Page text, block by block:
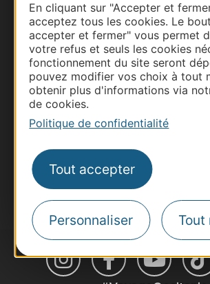
En cliquant sur "Accepter et
acceptez tous les cookies. Le
accepter et fermer" vous permet
votre refus et seuls les cookies
fonctionnement du site seront
pouvez modifier vos choix à tout
obtenir plus d'informations via
de cookies.
Politique de confidentialité
Tout accepter
Personnaliser Tout
Thermalisme
Business/Mice
Pros d'Occitanie
Site presse et d'influence
Voyagistes
Destination Occitanie pour recevoir
suggestions de séjours, de visites et
Je m'abonne